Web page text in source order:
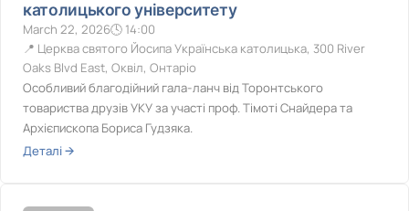
католицького університету
March 22, 2026
14:00
Церква святого Йосипа Українська католицька, 300 River
Oaks Blvd East, Оквіл, Онтаріо
Особливий благодійний гала-ланч від Торонтського
товариства друзів УКУ за участі проф. Тімоті Снайдера та
Архієпископа Бориса Гудзяка.
Деталі →